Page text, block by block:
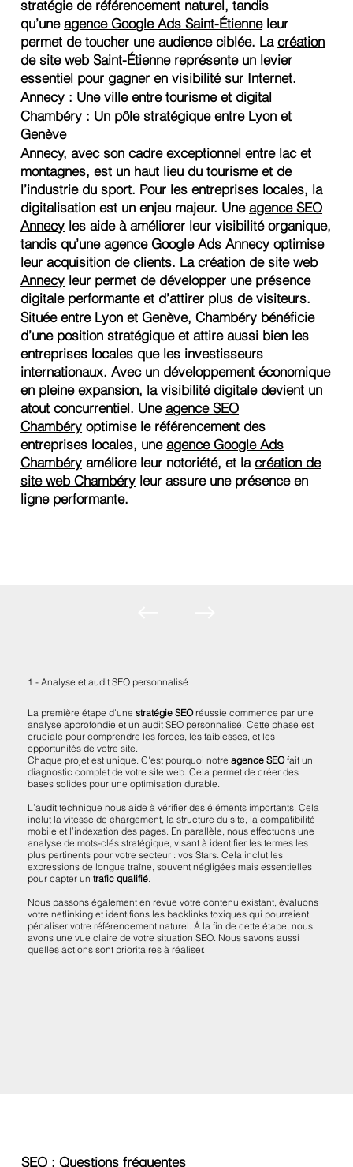
stratégie de référencement naturel, tandis
qu’uneagence Google Ads Saint-Étienneleur
permet de toucher une audience ciblée. Lacréation
de site web Saint-Étiennereprésente un levier
essentiel pour gagner en visibilité sur Internet.
Annecy : Une ville entre tourisme et digital
Annecy, avec son cadre exceptionnel entre lac et
montagnes, est un haut lieu du tourisme et de
l’industrie du sport. Pour les entreprises locales, la
digitalisation est un enjeu majeur. Uneagence SEO
Annecy les aide à améliorer leur visibilité organique,
tandis qu’uneagence Google Ads Annecy optimise
leur acquisition de clients. Lacréation de site web
Annecy leur permet de développer une présence
digitale performante et d’attirer plus de visiteurs.
Chambéry : Un pôle stratégique entre Lyon et
Genève
Située entre Lyon et Genève, Chambéry bénéficie
d’une position stratégique et attire aussi bien les
entreprises locales que les investisseurs
internationaux. Avec un développement économique
en pleine expansion, la visibilité digitale devient un
atout concurrentiel. Uneagence SEO
Chambéry optimise le référencement des
entreprises locales, uneagence Google Ads
Chambéry améliore leur notoriété, et lacréation de
site web Chambéry leur assure une présence en
ligne performante.
1 - Analyse et audit SEO personnalisé
La première étape d’une stratégie SEOréussie commence par une
analyse approfondie et un audit SEO personnalisé. Cette phase est
cruciale pour comprendre les forces, les faiblesses, et les
opportunités de votre site.
Chaque projet est unique. C'est pourquoi notre agence SEOfait un
diagnostic complet de votre site web. Cela permet de créer des
bases solides pour une optimisation durable.
L’audit technique nous aide à vérifier des éléments importants. Cela
inclut la vitesse de chargement, la structure du site, la compatibilité
mobile et l’indexation des pages. En parallèle, nous effectuons une
analyse de mots-clés stratégique, visant à identifier les termes les
plus pertinents pour votre secteur : vos Stars. Cela inclut les
expressions de longue traîne, souvent négligées mais essentielles
pour capter un trafic qualifié.
Nous passons également en revue votre contenu existant, évaluons
votre netlinking et identifions les backlinks toxiques qui pourraient
pénaliser votre référencement naturel. À la fin de cette étape, nous
avons une vue claire de votre situation SEO. Nous savons aussi
quelles actions sont prioritaires à réaliser.
SEO : Questions fréquentes